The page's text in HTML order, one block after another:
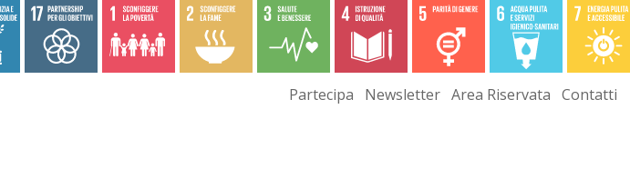
Partecipa Newsletter Area Riservata Contatti